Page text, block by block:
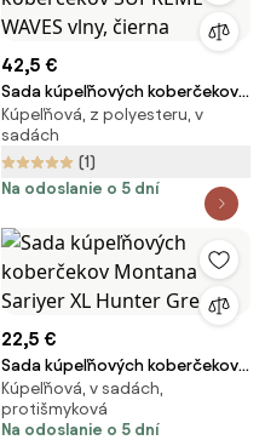
42,5 €
Sada kúpeľňových koberčekov
SUPREME WAVES vlny, čierna
Kúpeľňová, z polyesteru, v
sadách
(1)
Na odoslanie o 5 dní
22,5 €
Sada kúpeľňových koberčekov
Montana Sariyer XL Hunter
Green
Kúpeľňová, v sadách,
protišmyková
Na odoslanie o 5 dní